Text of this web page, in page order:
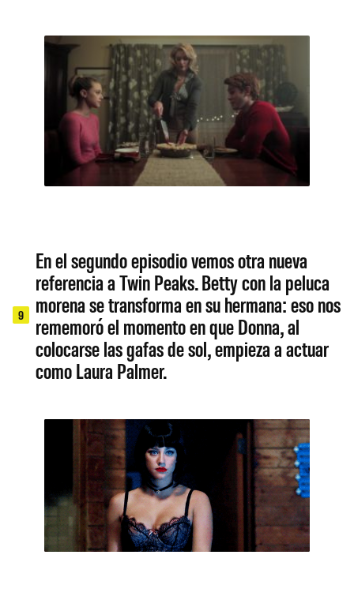
9
En el segundo episodio vemos otra nueva
referencia a Twin Peaks. Betty con la peluca
morena se transforma en su hermana: eso nos
rememoró el momento en que Donna, al
colocarse las gafas de sol, empieza a actuar
como Laura Palmer.